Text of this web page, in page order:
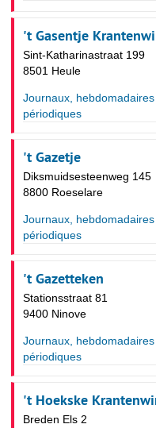
Ve Sa
6 7
20 21
27 28
3 4 5
't Gasentje
Sint-Katharinastraat 199
8501 Heule
Journaux, hebdomadaires
périodiques
't Gazetje
Diksmuidsesteenweg 145
8800 Roeselare
Journaux, hebdomadaires
périodiques
't Gazetteken
Stationsstraat 81
9400 Ninove
Journaux, hebdomadaires
périodiques
't Hoekske
Breden Els 2